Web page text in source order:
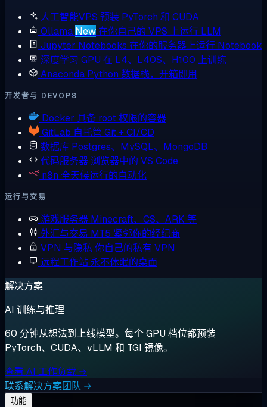
人工智能VPS 预装 PyTorch 和 CUDA
Ollama New在你自己的 VPS 上运行 LLM
Jupyter Notebooks 在你的服务器上运行 Notebook
深度学习 GPU 在 L4、L40S、H100 上训练
Anaconda Python 数据栈，开箱即用
开发者与 DEVOPS
Docker 具备 root 权限的容器
GitLab 自托管 Git + CI/CD
数据库 Postgres、MySQL、MongoDB
代码服务器 浏览器中的 VS Code
n8n 全天候运行的自动化
运行与交易
游戏服务器 Minecraft、CS、ARK 等
外汇与交易 MT5 紧邻你的经纪商
VPN 与隐私 你自己的私有 VPN
远程工作站 永不休眠的桌面
解决方案
AI 训练与推理
60 分钟从想法到上线模型。每个 GPU 档位都预装
PyTorch、CUDA、vLLM 和 TGI 镜像。
查看 AI 工作负载 →
联系解决方案团队 →